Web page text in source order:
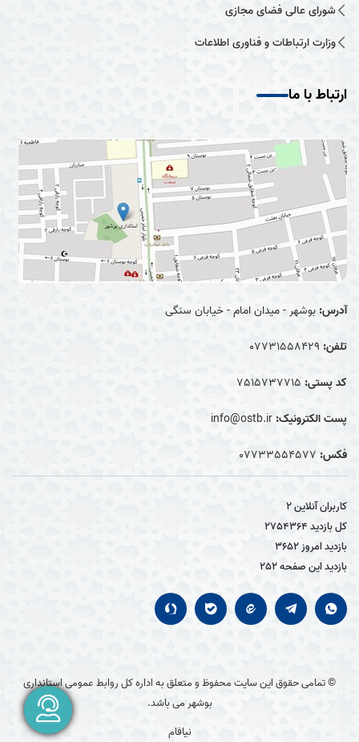
شورای عالی فضای مجازی
وزارت ارتباطات و فناوری اطلاعات
ارتباط با ما
آدرس: بوشهر - میدان امام - خیابان سنگی
تلفن: 07731558429
کد پستی: 7515737715
پست الکترونیک: info@ostb.ir
فکس: 07733554577
کاربران آنلاین2
کل بازدید2754364
بازدید امروز3652
بازدید این صفحه252
© تمامی حقوق این سایت محفوظ و متعلق به اداره کل روابط عمومی استانداری
بوشهر می باشد.
نیافام